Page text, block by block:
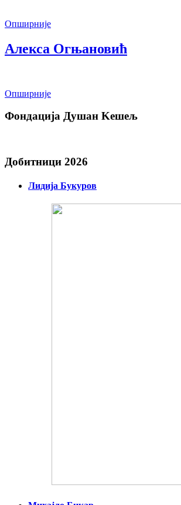
Опширније
Алекса Огњановић
Опширније
Фондација Душан Kешељ
Добитници 2026
Лидија Букуров